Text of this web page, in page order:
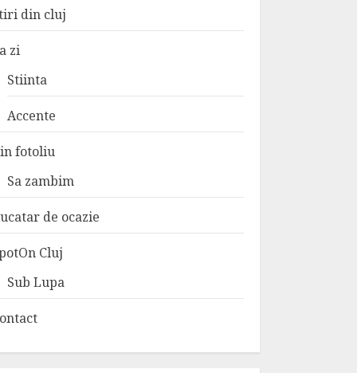
din cluj
zi
Stiinta
Accente
fotoliu
Sa zambim
de ocazie
Cluj
Sub Lupa